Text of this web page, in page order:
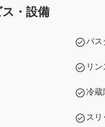
・設備
バス
リン
冷蔵
スリ